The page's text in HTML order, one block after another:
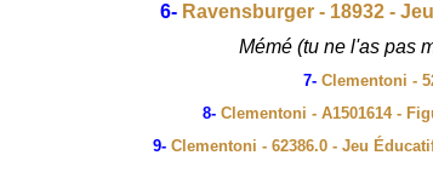
6- Ravensburger - 18932 -
Mémé (tu ne l'as pas
7- Clementoni -
8- Clementoni - A1501614 -
9- Clementoni - 62386.0 - Jeu